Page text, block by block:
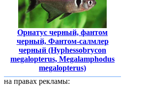
Орнатус черный, фантом
черный, Фантом-салмлер
черный (Hyphessobrycon
megalopterus, Megalamphodus
megalopterus)
на правах рекламы: